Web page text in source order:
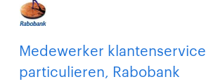
Medewerker klantenservice
particulieren, Rabobank